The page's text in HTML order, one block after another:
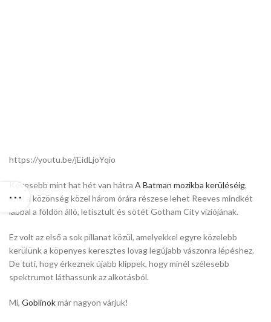
https://youtu.be/jEidLjoYqio
Kevesebb mint hat hét van hátra A Batman mozikba kerüléséig,
ahol a közönség közel három órára részese lehet Reeves mindkét
lábbal a földön álló, letisztult és sötét Gotham City víziójának.
Ez volt az első a sok pillanat közül, amelyekkel egyre közelebb
kerülünk a köpenyes keresztes lovag legújabb vászonra lépéshez.
De tuti, hogy érkeznek újabb klippek, hogy minél szélesebb
spektrumot láthassunk az alkotásból.
Mi, Goblinokmár nagyon várjuk!